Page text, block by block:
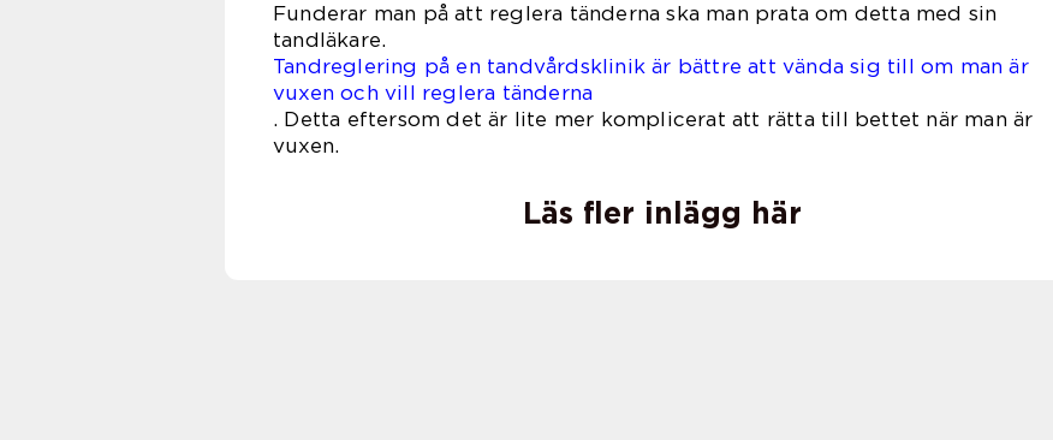
Funderar man på att reglera tänderna ska man prata om detta med sin
tandläkare.
Tandreglering på en tandvårdsklinik är bättre att vända sig till om man är
vuxen och vill reglera tänderna
. Detta eftersom det är lite mer komplicerat att rätta till bettet när man är
vuxen.
Läs fler inlägg här